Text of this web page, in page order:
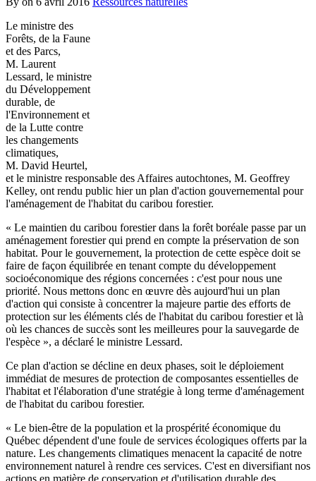
Le ministre des
Forêts, de la Faune
et des Parcs,
M. Laurent
Lessard, le ministre
du Développement
durable, de
l'Environnement et
de la Lutte contre
les changements
climatiques,
M. David Heurtel,
et le ministre responsable des Affaires autochtones, M. Geoffrey
Kelley, ont rendu public hier un plan d'action gouvernemental pour
l'aménagement de l'habitat du caribou forestier.
« Le maintien du caribou forestier dans la forêt boréale passe par un
aménagement forestier qui prend en compte la préservation de son
habitat. Pour le gouvernement, la protection de cette espèce doit se
faire de façon équilibrée en tenant compte du développement
socioéconomique des régions concernées : c'est pour nous une
priorité. Nous mettons donc en œuvre dès aujourd'hui un plan
d'action qui consiste à concentrer la majeure partie des efforts de
protection sur les éléments clés de l'habitat du caribou forestier et là
où les chances de succès sont les meilleures pour la sauvegarde de
l'espèce », a déclaré le ministre Lessard.
Ce plan d'action se décline en deux phases, soit le déploiement
immédiat de mesures de protection de composantes essentielles de
l'habitat et l'élaboration d'une stratégie à long terme d'aménagement
de l'habitat du caribou forestier.
« Le bien-être de la population et la prospérité économique du
Québec dépendent d'une foule de services écologiques offerts par la
nature. Les changements climatiques menacent la capacité de notre
environnement naturel à rendre ces services. C'est en diversifiant nos